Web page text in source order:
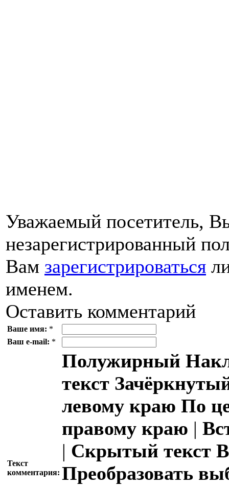
Уважаемый посетитель,
незарегистрированный
Вам зарегистрироваться
именем.
Оставить комментарий
Ваше имя: *
Ваш e-mail: *
Текст
комментария:
Полужирный
текст
левому краю По
правому краю |
| Скрытый текст
Преобразовать